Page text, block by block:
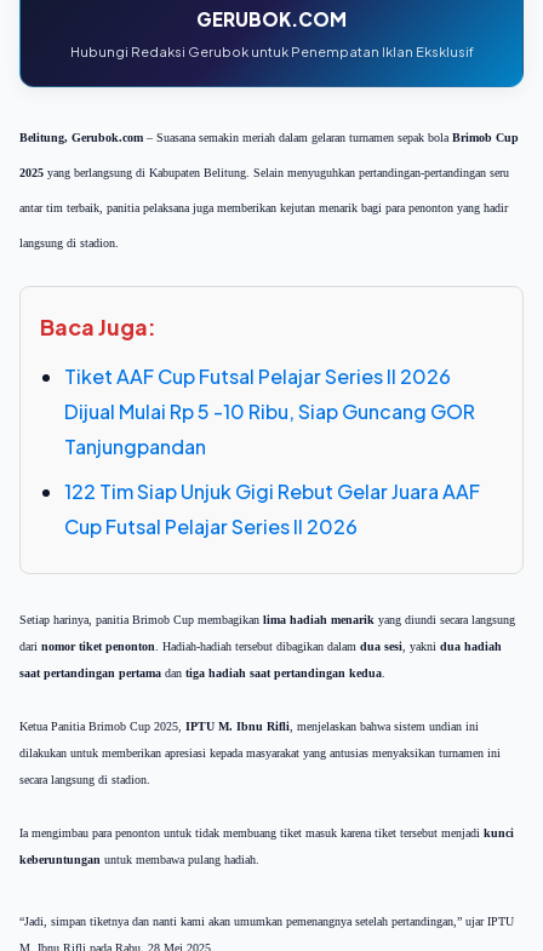
GERUBOK.COM
Hubungi Redaksi Gerubok untuk Penempatan Iklan Eksklusif
Belitung, Gerubok.com – Suasana semakin meriah dalam gelaran turnamen sepak bola Brimob Cup
2025 yang berlangsung di Kabupaten Belitung. Selain menyuguhkan pertandingan-pertandingan seru
antar tim terbaik, panitia pelaksana juga memberikan kejutan menarik bagi para penonton yang hadir
langsung di stadion.
Baca Juga:
Tiket AAF Cup Futsal Pelajar Series II 2026
Dijual Mulai Rp 5 -10 Ribu, Siap Guncang GOR
Tanjungpandan
122 Tim Siap Unjuk Gigi Rebut Gelar Juara AAF
Cup Futsal Pelajar Series II 2026
Setiap harinya, panitia Brimob Cup membagikan lima hadiah menarik yang diundi secara langsung
dari nomor tiket penonton . Hadiah-hadiah tersebut dibagikan dalam dua sesi , yakni dua hadiah
saat pertandingan pertama dan tiga hadiah saat pertandingan kedua
Ketua Panitia Brimob Cup 2025, IPTU M. Ibnu Rifli , menjelaskan bahwa sistem undian ini
dilakukan untuk memberikan apresiasi kepada masyarakat yang antusias menyaksikan turnamen ini
secara langsung di stadion.
Ia mengimbau para penonton untuk tidak membuang tiket masuk karena tiket tersebut menjadi kunci
keberuntungan untuk membawa pulang hadiah.
“Jadi, simpan tiketnya dan nanti kami akan umumkan pemenangnya setelah pertandingan,” ujar IPTU
M. Ibnu Rifli pada Rabu, 28 Mei 2025.